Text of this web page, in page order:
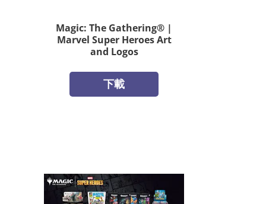
Magic: The Gathering® |
Marvel Super Heroes Art
and Logos
下載